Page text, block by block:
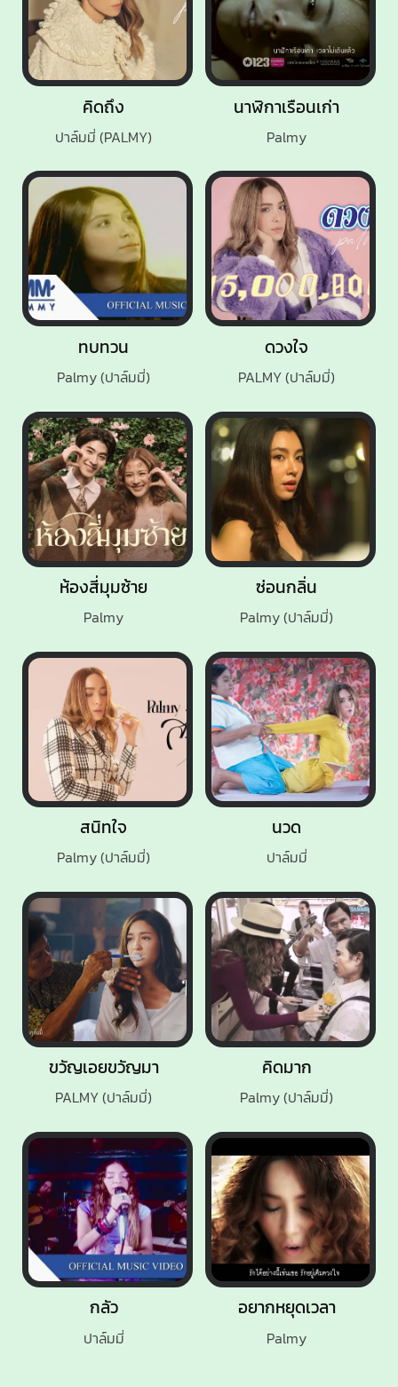
ซ่อนกลิ่น
Palmy (ปาล์มมี่)
คิดถึง
ปาล์มมี่ (PALMY)
ขวัญเอยขวัญมา
PALMY (ปาล์มมี่)
ดวงใจ
PALMY (ปาล์มมี่)
สนิทใจ
Palmy (ปาล์มมี่)
คิดมาก
Palmy (ปาล์มมี่)
กลัว
ปาล์มมี่
นวด
ปาล์มมี่
นาฬิกาเรือนเก่า
Palmy
ทบทวน
Palmy (ปาล์มมี่)
ห้องสี่มุมซ้าย
Palmy
อยากหยุดเวลา
Palmy